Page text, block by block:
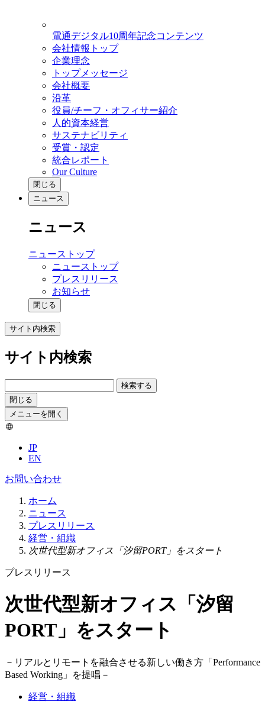
電通デジタル10周年記念コンテンツ
会社情報トップ
企業理念
トップメッセージ
会社概要
沿革
役員/チーフ・オフィサー紹介
人的資本経営
サステナビリティ
受賞・認定
統合レポート
Our Culture
閉じる
ニュース
ニュース
ニューストップ
ニューストップ
プレスリリース
お知らせ
閉じる
サイト内検索
サイト内検索
検索する
閉じる
メニューを開く
JP
EN
お問い合わせ
ホーム
ニュース
プレスリリース
経営・組織
次世代型新オフィス「汐留PORT」をスタート
プレスリリース
次世代型新オフィス「汐留
PORT」をスタート
－ リアルとリモートを融合させる新しい働き方「Performance
Based Working」を提唱 －
経営・組織